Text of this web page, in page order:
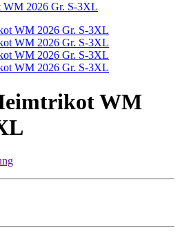
WM 2026 Gr. S-3XL
WM